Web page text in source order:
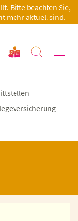
Bitte beachten Sie,
mehr aktuell sind.
-